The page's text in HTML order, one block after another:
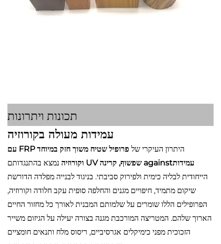
תכונות ויתרונות
עמידות מעולה בקורוזיה
היתרון העיקרי של
פרופיל שטיח משוך חזק במיוחד FRP עם
עמידותagainst שפשוף, קרינה UV וקורוזיה
נמצא בהתנגדותם
הייחודית לבליה כימית ולפירוק סביבתי. בניגוד לבנייה מפלדה הדורשת
שיקום מתמיד, חיפויים מגנים והחלפה סופית עקב חלודה וקורוזיה,
הפרופילים הללו שומרים על שלמותם המבנית לאורך כל מחזור החיים
הארוך שלהם. המטריצה המורכבת מגנה בצורה יעילה על הגיזום משייר
הזכוכית מפני כימיקלים אגרסיביים, ריסוס מלח ותנאים חומציים